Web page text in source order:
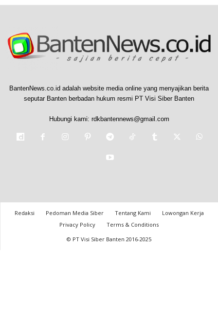
BantenNews.co.id adalah website media online yang menyajikan berita
seputar Banten berbadan hukum resmi PT Visi Siber Banten
Hubungi kami: rdkbantennews@gmail.com
Redaksi Pedoman Media Siber Tentang Kami
Lowongan Kerja
Privacy Policy
Terms & Conditions
© PT Visi Siber Banten 2016-2025